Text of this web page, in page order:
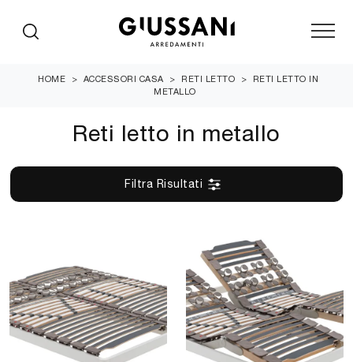
HOME > ACCESSORI CASA > RETI LETTO >
RETI LETTO IN
METALLO
Reti letto in metallo
Filtra Risultati